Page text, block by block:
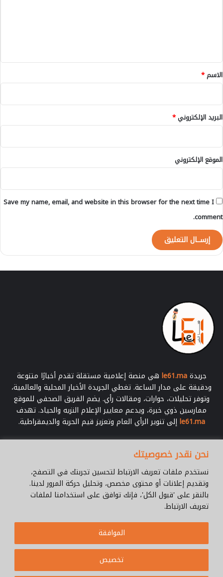
نحن نقدر خصوصيتك
نستخدم ملفات تعريف الارتباط لتحسين تجربتك في التصفح،
وتقديم إعلانات أو محتوى مخصص، وتحليل حركة المرور لدينا.
بالنقر على 'قبول الكل'، فإنك توافق على استخدامنا لملفات
تعريف الارتباط.
تخصيص
الموافقة
أ
ع
*
الاسم*
البريد الإلكتروني*
الموقع الإلكتروني
Save my name, email, and website in this browser for the next time I
comment.
جريدةle61.ma هي منصة إعلامية مستقلة تقدم أخبارًا متنوعة
ودقيقة على مدار الساعة. تغطي الجريدة الأخبار المحلية والعالمية،
وتوفر تحليلات، حوارات، ومقالات رأي. يضم الفريق الصحفي للموقع
ممارسين ذوي خبرة، ويدعم معايير الإعلام النزيه والحياد. تهدف
le61.maإلى تنوير الرأي العام وتعزيز قيم الحرية والديمقراطية.
أدخل
بريدك
الإلكتروني
© جميع الحقوق محفوظة 2026 |
Le61.ma
للإتصال
Facebook
YouTube